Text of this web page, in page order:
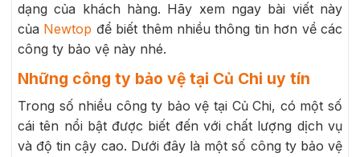
dạng của khách hàng. Hãy xem ngay bài viết này
của Newtop để biết thêm nhiều thông tin hơn về các
công ty bảo vệ này nhé.
Những công ty bảo vệ tại Củ Chi uy tín
Trong số nhiều công ty bảo vệ tại Củ Chi, có một số
cái tên nổi bật được biết đến với chất lượng dịch vụ
và độ tin cậy cao. Dưới đây là một số công ty bảo vệ